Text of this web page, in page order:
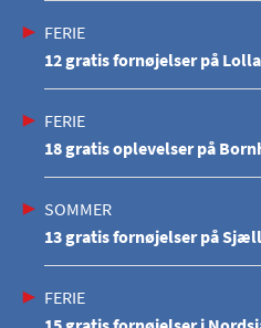
FERIE
12 gratis fornøjelser på
FERIE
18 gratis oplevelser på
SOMMER
13 gratis fornøjelser på
FERIE